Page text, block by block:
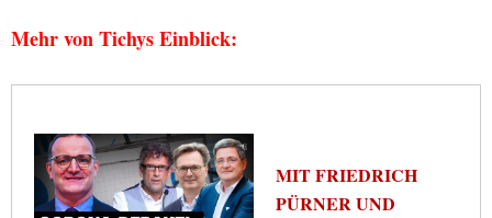
Mehr von Tichys Einblick:
MIT FRIEDRICH
PÜRNER UND